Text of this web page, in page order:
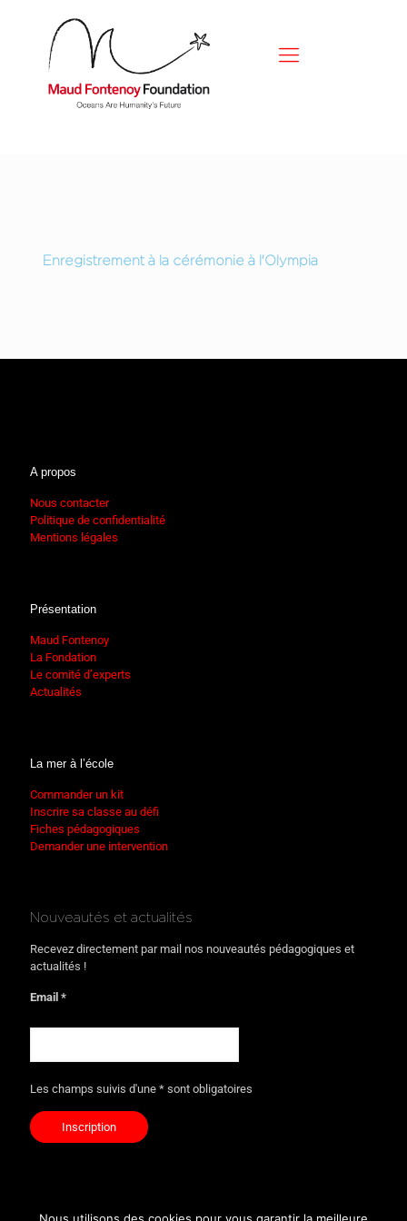
Enregistrement à la cérémonie à l'Olympia
A propos
Nous contacter
Politique de confidentialité
Mentions légales
Présentation
Maud Fontenoy
La Fondation
Le comité d’experts
Actualités
La mer à l’école
Commander un kit
Inscrire sa classe au défi
Fiches pédagogiques
Demander une intervention
Nouveautés et actualités
Recevez directement par mail nos nouveautés pédagogiques et
actualités !
Email *
Les champs suivis d'une * sont obligatoires